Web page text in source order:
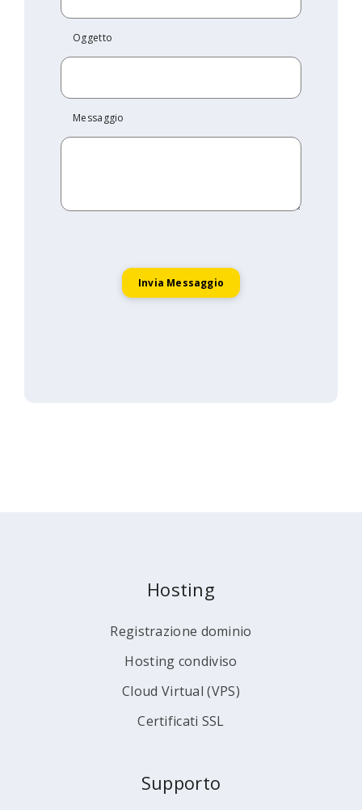
Oggetto
Messaggio
Invia Messaggio
Hosting
Registrazione dominio
Hosting condiviso
Cloud Virtual (VPS)
Certificati SSL
Supporto